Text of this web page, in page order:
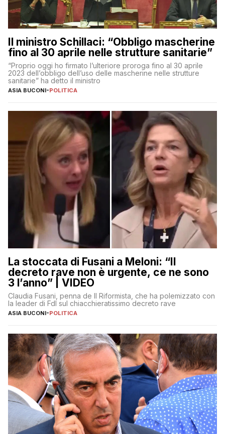
Il ministro Schillaci: “Obbligo mascherine
fino al 30 aprile nelle strutture sanitarie”
“Proprio oggi ho firmato l’ulteriore proroga fino al 30 aprile
2023 dell’obbligo dell’uso delle mascherine nelle strutture
sanitarie” ha detto il ministro
ASIA BUCONI-POLITICA
La stoccata di Fusani a Meloni: “Il
decreto rave non è urgente, ce ne sono
3 l’anno” | VIDEO
Claudia Fusani, penna de Il Riformista, che ha polemizzato con
la leader di FdI sul chiacchieratissimo decreto rave
ASIA BUCONI-POLITICA